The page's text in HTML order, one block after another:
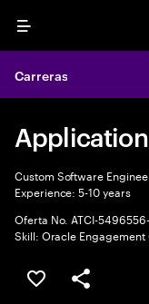
Menu
Carreras
Custom Software
Experience: 5-10 years
Oferta No. ATCI-
Skill: Oracle
Guardar este
Compartir